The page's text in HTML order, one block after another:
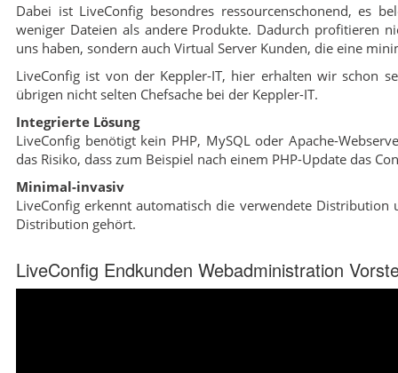
Dabei ist LiveConfig besondres ressourcenschonend, es
weniger Dateien als andere Produkte. Dadurch profitieren
uns haben, sondern auch Virtual Server Kunden, die eine
LiveConfig ist von der Keppler-IT, hier erhalten wir schon
übrigen nicht selten Chefsache bei der Keppler-IT.
Integrierte Lösung
LiveConfig benötigt kein PHP, MySQL oder Apache-
das Risiko, dass zum Beispiel nach einem PHP-Update das
Minimal-invasiv
LiveConfig erkennt automatisch die verwendete
Distribution gehört.
LiveConfig Endkunden Webadministration